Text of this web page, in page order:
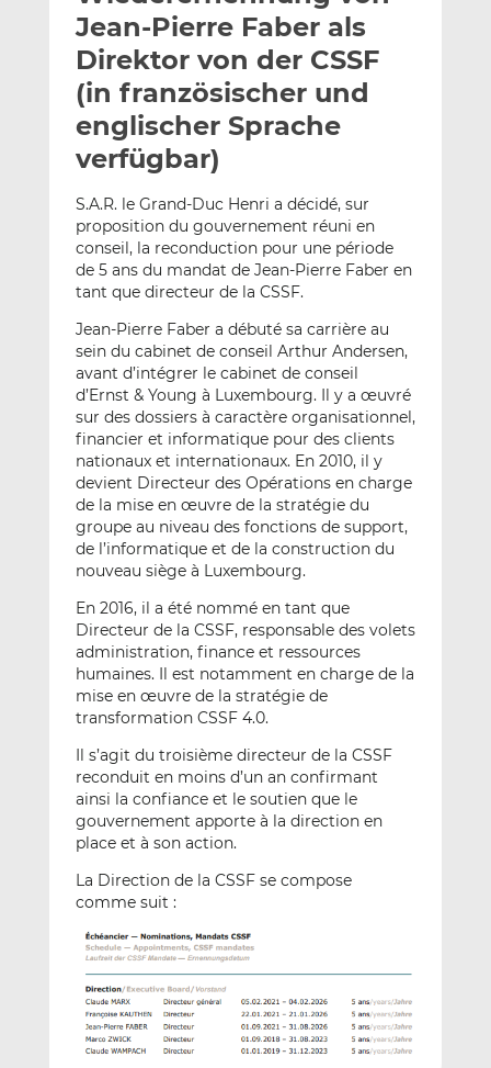
a
n
n
k
e
d
I
n
i
l
e
n
c
e
b
o
o
k
i
l
e
n
Jean-Pierre Faber als
Direktor von der CSSF
(in französischer und
englischer Sprache
verfügbar)
S.A.R. le Grand-Duc Henri a décidé, sur
proposition du gouvernement réuni en
conseil, la reconduction pour une période
de 5 ans du mandat de Jean-Pierre Faber en
tant que directeur de la CSSF.
Jean-Pierre Faber a débuté sa carrière au
sein du cabinet de conseil Arthur Andersen,
avant d’intégrer le cabinet de conseil
d’Ernst & Young à Luxembourg. Il y a œuvré
sur des dossiers à caractère organisationnel,
financier et informatique pour des clients
nationaux et internationaux. En 2010, il y
devient Directeur des Opérations en charge
de la mise en œuvre de la stratégie du
groupe au niveau des fonctions de support,
de l’informatique et de la construction du
nouveau siège à Luxembourg.
En 2016, il a été nommé en tant que
Directeur de la CSSF, responsable des volets
administration, finance et ressources
humaines. Il est notamment en charge de la
mise en œuvre de la stratégie de
transformation CSSF 4.0.
Il s’agit du troisième directeur de la CSSF
reconduit en moins d’un an confirmant
ainsi la confiance et le soutien que le
gouvernement apporte à la direction en
place et à son action.
La Direction de la CSSF se compose
comme suit :